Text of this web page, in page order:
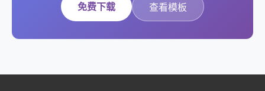
免费下载 查看模板